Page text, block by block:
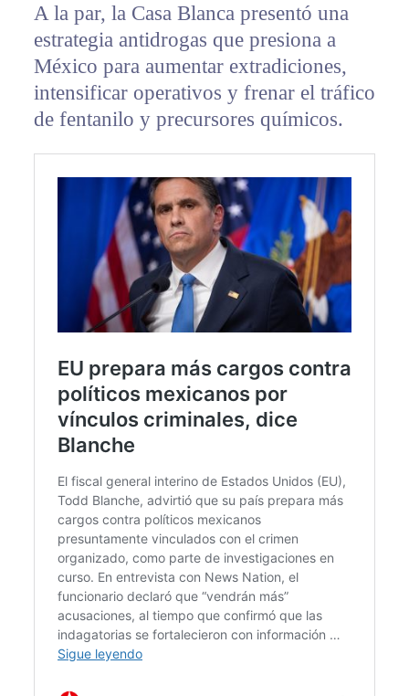
A la par, la Casa Blanca presentó una
estrategia antidrogas que presiona a
México para aumentar extradiciones,
intensificar operativos y frenar el tráfico
de fentanilo y precursores químicos.